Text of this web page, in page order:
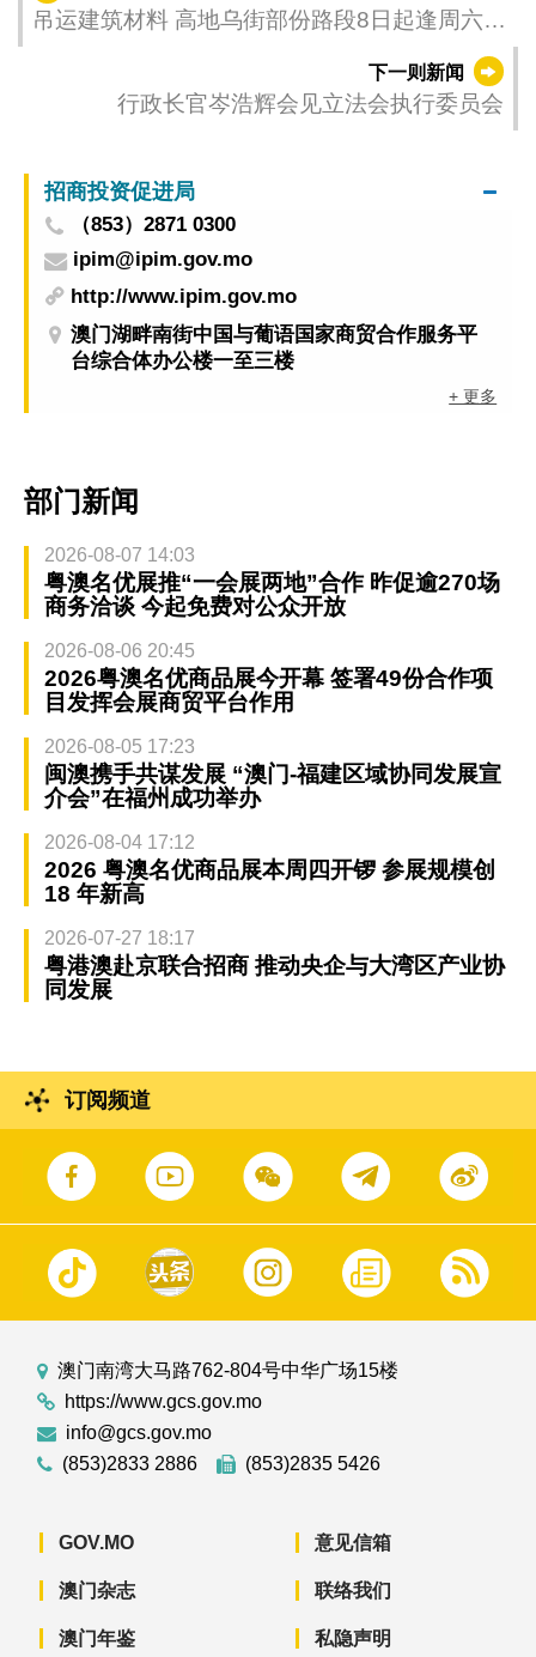
吊运建筑材料 高地乌街部份路段8日起逢周六上
下一则新闻
行政长官岑浩辉会见立法会执行委员会
招商投资促进局
（853）2871 0300
ipim@ipim.gov.mo
http://www.ipim.gov.mo
澳门湖畔南街中国与葡语国家商贸合作服务平
台综合体办公楼一至三楼
+ 更多
部门新闻
2026-08-07 14:03
粤澳名优展推“一会展两地”合作 昨促逾270场
商务洽谈 今起免费对公众开放
2026-08-06 20:45
2026粤澳名优商品展今开幕 签署49份合作项
目发挥会展商贸平台作用
2026-08-05 17:23
闽澳携手共谋发展 “澳门-福建区域协同发展宣
介会”在福州成功举办
2026-08-04 17:12
2026 粤澳名优商品展本周四开锣 参展规模创
18 年新高
2026-07-27 18:17
粤港澳赴京联合招商 推动央企与大湾区产业协
同发展
订阅频道
澳门南湾大马路762-804号中华广场15楼
https://www.gcs.gov.mo
info@gcs.gov.mo
(853)2833 2886
(853)2835 5426
GOV.MO
澳门杂志
澳门年鉴
意见信箱
联络我们
私隐声明